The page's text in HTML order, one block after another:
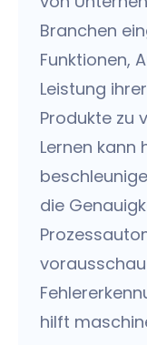
Branchen
Funktionen,
Leistung
Produkte zu
Lernen kann
die
hilft